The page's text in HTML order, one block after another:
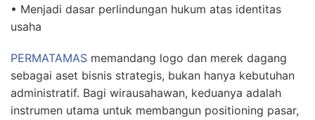
• Menjadi dasar perlindungan hukum atas identitas
usaha
PERMATAMAS memandang logo dan merek dagang
sebagai aset bisnis strategis, bukan hanya kebutuhan
administratif. Bagi wirausahawan, keduanya adalah
instrumen utama untuk membangun positioning pasar,